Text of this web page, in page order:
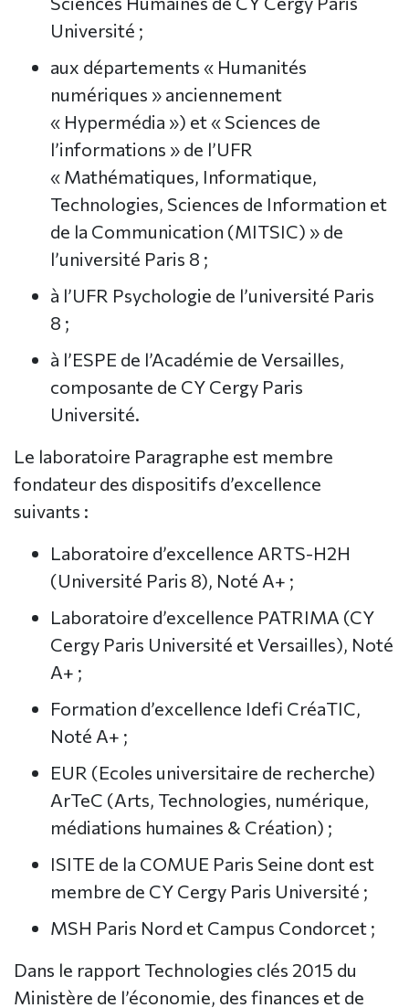
Université ;
aux départements « Humanités
numériques » anciennement
« Hypermédia ») et « Sciences de
l’informations » de l’UFR
« Mathématiques, Informatique,
Technologies, Sciences de Information et
de la Communication (MITSIC) » de
l’université Paris 8 ;
à l’UFR Psychologie de l’université Paris
8 ;
à l’ESPE de l’Académie de Versailles,
composante de CY Cergy Paris
Université.
Le laboratoire Paragraphe est membre
fondateur des dispositifs d’excellence
suivants :
Laboratoire d’excellence ARTS-H2H
(Université Paris 8), Noté A+ ;
Laboratoire d’excellence PATRIMA (CY
Cergy Paris Université et Versailles), Noté
A+ ;
Formation d’excellence Idefi CréaTIC,
Noté A+ ;
EUR (Ecoles universitaire de recherche)
ArTeC (Arts, Technologies, numérique,
médiations humaines & Création) ;
ISITE de la COMUE Paris Seine dont est
membre de CY Cergy Paris Université ;
MSH Paris Nord et Campus Condorcet ;
Dans le rapport Technologies clés 2015 du
Ministère de l’économie, des finances et de